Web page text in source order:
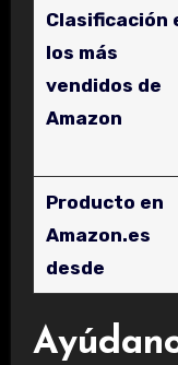
Clasificación
los más
vendidos de
Amazon
Producto en
Amazon.es
desde